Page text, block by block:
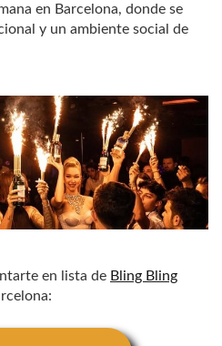
en Barcelona, donde se
y un ambiente social de
en lista de Bling Bling